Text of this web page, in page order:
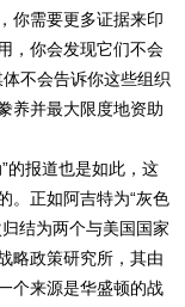
你需要更多证据来印
，你会发现它们不会
体不会告诉你这些组织
养并最大限度地资助
的报道也是如此，这
。正如阿吉特为“灰色
结为两个与美国国家
略政策研究所，其由
个来源是华盛顿的战